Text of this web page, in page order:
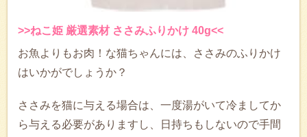
>>ねこ姫 厳選素材 ささみふりかけ 40g<<
お魚よりもお肉！な猫ちゃんには、ささみのふりかけ
はいかがでしょうか？
ささみを猫に与える場合は、一度湯がいて冷ましてか
ら与える必要がありますし、日持ちもしないので手間